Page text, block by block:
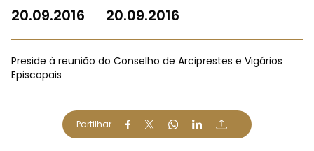
20.09.2016 20.09.2016
Preside à reunião do Conselho de Arciprestes e Vigários
Episcopais
Partilhar